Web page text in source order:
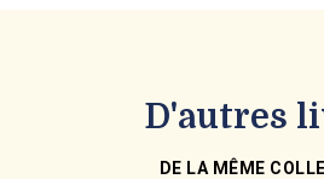
D'autres
DE LA MÊME